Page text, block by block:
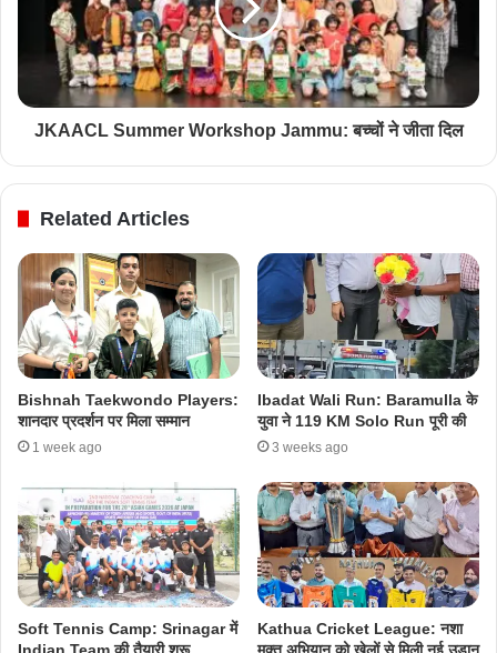
JKAACL Summer Workshop Jammu: बच्चों ने जीता दिल
Related Articles
Bishnah Taekwondo Players:
शानदार प्रदर्शन पर मिला सम्मान
1 week ago
Ibadat Wali Run: Baramulla के
युवा ने 119 KM Solo Run पूरी की
3 weeks ago
Soft Tennis Camp: Srinagar में
Indian Team की तैयारी शुरू
Kathua Cricket League: नशा
मुक्त अभियान को खेलों से मिली नई उड़ान